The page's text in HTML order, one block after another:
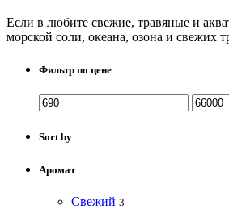
Если в любите свежие, травяные и
морской соли, океана, озона и свежих
Фильтр по цене
Sort by
Аромат
Свежий 3